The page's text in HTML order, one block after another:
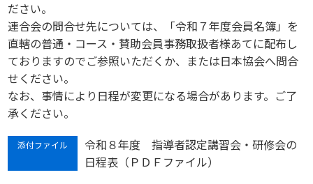
ださい。
連合会の問合せ先については、「令和７年度会員名簿」を
直轄の普通・コース・賛助会員事務取扱者様あてに配布し
ておりますのでご参照いただくか、または日本協会へ問合
せください。
なお、事情により日程が変更になる場合があります。ご了
承ください。
添付ファイル
令和８年度 指導者認定講習会・研修会の
日程表（ＰＤＦファイル）